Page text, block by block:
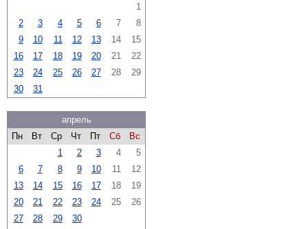
1
2
3 4 5 6 7
8
9
10 11 12 13 14
15
16
17 18 19 20 21
22
23
24 25 26 27 28
29
30
31
апрель
Пн
Вт Ср Чт Пт Сб
Вс
1
2 3 4
5
6
7 8 9 10 11
12
13
14 15 16 17 18
19
20
21 22 23 24 25
26
27
28 29 30